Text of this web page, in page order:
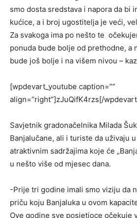
smo dosta sredstava i napora da bi
kućice, a i broj ugostitelja je veći,
Za svakoga ima po nešto te
ponuda bude bolje od prethodne, a
bude još bolje i na višem nivou –
[wpdevart_youtube caption=””
align=”right”]zJuQifK4rzs[/
Savjetnik gradonačelnika Milada
Banjalučane, ali i turiste da uživaju
atraktivnim sadržajima koje će
u nešto više od mjesec dana.
-Prije tri godine imali smo viziju da
priču koju Banjaluka u ovom
Ove godine sve posjetioce očekuje